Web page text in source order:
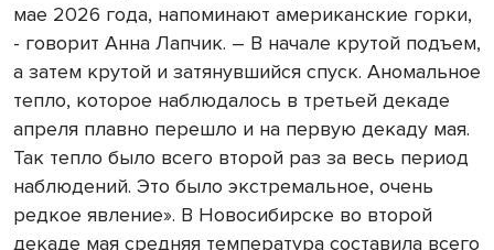
мае 2026 года, напоминают американские горки,
- говорит Анна Лапчик. – В начале крутой подъем,
а затем крутой и затянувшийся спуск. Аномальное
тепло, которое наблюдалось в третьей декаде
апреля плавно перешло и на первую декаду мая.
Так тепло было всего второй раз за весь период
наблюдений. Это было экстремальное, очень
редкое явление». В Новосибирске во второй
декаде мая средняя температура составила всего